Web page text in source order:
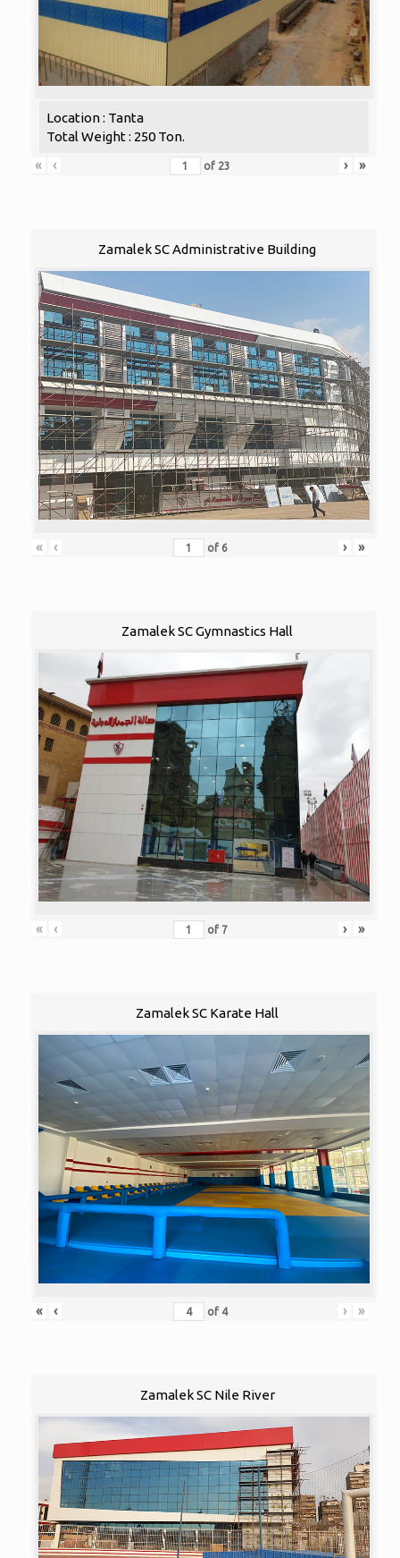
Location : Tanta
Total Weight : 250 Ton.
«
‹ of 23 › »
Zamalek SC Administrative Building
« ‹ of 6 › »
Zamalek SC Gymnastics Hall
« ‹ of 7 › »
Zamalek SC Karate Hall
« ‹ of 4 › »
Zamalek SC Nile River